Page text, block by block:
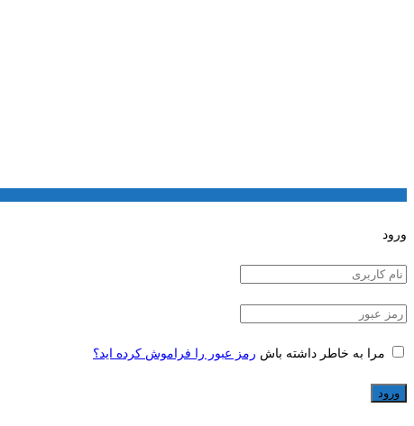
ورود
مرا به خاطر داشته باش رمز عبور را فراموش کرده اید؟